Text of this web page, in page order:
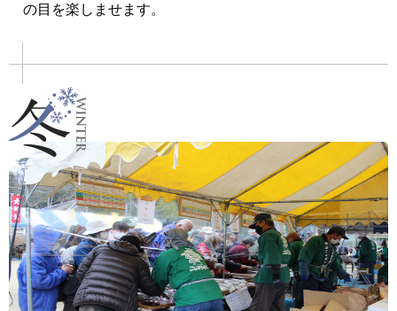
の目を楽しませます。